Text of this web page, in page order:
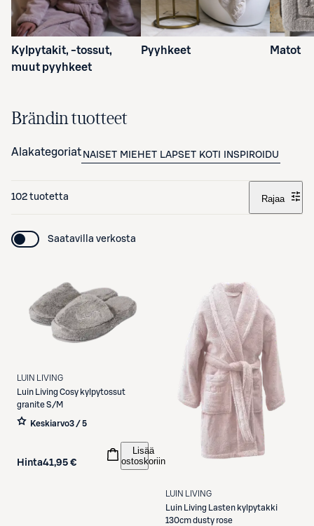
Kylpytakit, -tossut,
muut pyyhkeet
Pyyhkeet Matot
Brändin tuotteet
Alakategoriat NAISET MIEHET LAPSET KOTI INSPIROIDU
102 tuotetta Rajaa
Saatavilla verkosta
LUIN LIVING
Luin Living Cosy kylpytossut
granite S/M
Keskiarvo3 / 5
Hinta41,95 €
Lisää
ostoskoriin
LUIN LIVING
Luin Living
Lasten kylpytakki
130cm dusty rose